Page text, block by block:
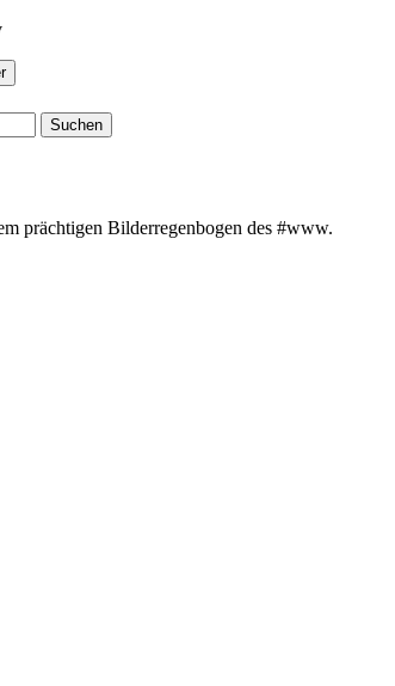
prächtigen Bilderregenbogen des #www.